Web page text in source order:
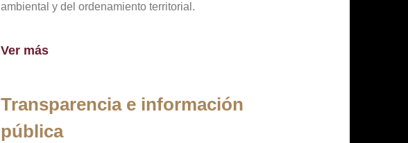
ambiental y del ordenamiento territorial.
Ver más
Transparencia e información
pública